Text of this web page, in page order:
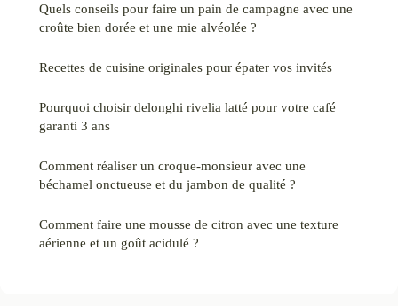
Quels conseils pour faire un pain de campagne avec une
croûte bien dorée et une mie alvéolée ?
Recettes de cuisine originales pour épater vos invités
Pourquoi choisir delonghi rivelia latté pour votre café
garanti 3 ans
Comment réaliser un croque-monsieur avec une
béchamel onctueuse et du jambon de qualité ?
Comment faire une mousse de citron avec une texture
aérienne et un goût acidulé ?